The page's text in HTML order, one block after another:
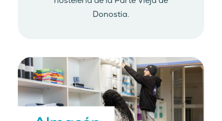
Donostia.